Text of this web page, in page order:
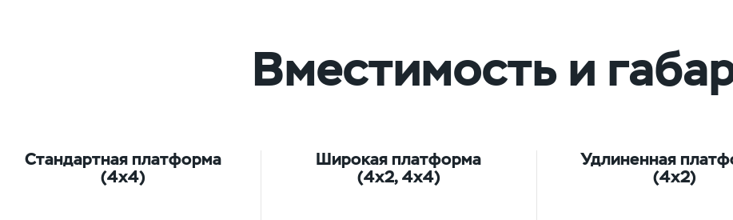
Вместимость и
Стандартная платформа
(4х4)
Широкая платформа
(4х2, 4х4)
Удлиненная
(4х2)